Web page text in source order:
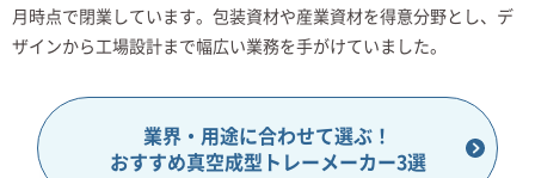
月時点で閉業しています。包装資材や産業資材を得意分野とし、デ
ザインから工場設計まで幅広い業務を手がけていました。
業界・用途に合わせて選ぶ！
おすすめ真空成型トレーメーカー3選